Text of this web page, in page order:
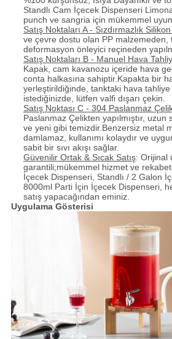
Standlı Cam İçecek Dispenseri
punch ve sangria için mükemmel
Satış Noktaları A - Sızdırmazlık
ve çevre dostu olan PP malzemeden,
deformasyon önleyici reçineden
Satış Noktaları B - Manuel Hava
Kapak, cam kavanozu içeride hava
conta halkasına sahiptir.Kapakta bir
yerleştirildiğinde, tanktaki hava tahliye
istediğinizde, lütfen valfi dışarı çekin.
Satış Noktası C - 304 Paslanmaz
Paslanmaz Çelikten yapılmıştır, uzun
ve yeni gibi temizdir.Benzersiz metal
damlamaz, kullanımı kolaydır ve
sabit bir sıvı akışı sağlar.
Güvenilir Ortak & Sıcak Satış: Orijinal
garantili;mükemmel hizmet ve
İçecek Dispenseri, Standlı / 2 Galon
8000ml Parti İçin İçecek Dispenseri,
satış yapacağından eminiz.
Uygulama Gösterisi